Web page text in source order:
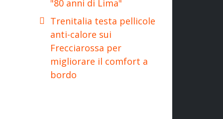
"80 anni di Lima"
Trenitalia testa pellicole
anti-calore sui
Frecciarossa per
migliorare il comfort a
bordo